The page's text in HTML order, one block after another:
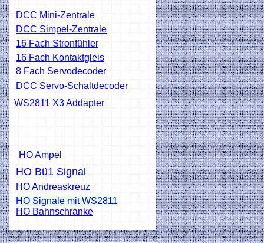
DCC Mini-Zentrale
DCC Simpel-Zentrale
16 Fach Stronfühler
16 Fach Kontaktgleis
8 Fach Servodecoder
DCC Servo-Schaltdecoder
WS2811 X3 Addapter
HO Ampel
HO Bü1 Signal
HO Andreaskreuz
HO Signale mit WS2811
HO Bahnschranke